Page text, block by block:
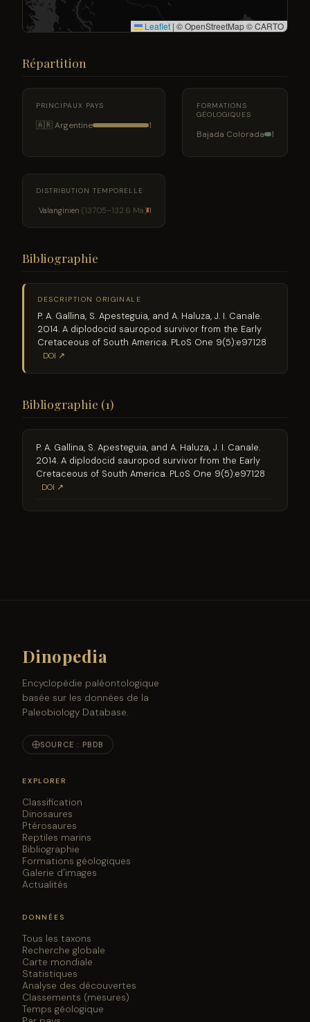
Leaflet | © OpenStreetMap © CARTO
Répartition
PRINCIPAUX PAYS
🇦🇷 Argentine 1
FORMATIONS
GÉOLOGIQUES
Bajada Colorada 1
DISTRIBUTION TEMPORELLE
Valanginien (137.05–132.6 Ma) 1
Bibliographie
DESCRIPTION ORIGINALE
P. A. Gallina, S. Apesteguia, and A. Haluza, J. I. Canale.
2014. A diplodocid sauropod survivor from the Early
Cretaceous of South America. PLoS One 9(5):e97128
DOI ↗
Bibliographie (1)
P. A. Gallina, S. Apesteguia, and A. Haluza, J. I. Canale.
2014. A diplodocid sauropod survivor from the Early
Cretaceous of South America. PLoS One 9(5):e97128
DOI ↗
Dinopedia
Encyclopédie paléontologique
basée sur les données de la
Paleobiology Database.
SOURCE : PBDB
EXPLORER
Classification
Dinosaures
Ptérosaures
Reptiles marins
Bibliographie
Formations géologiques
Galerie d'images
Actualités
DONNÉES
Tous les taxons
Recherche globale
Carte mondiale
Statistiques
Analyse des découvertes
Classements (mesures)
Temps géologique